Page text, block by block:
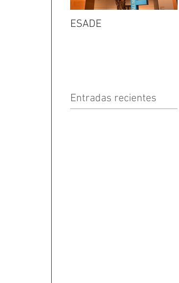
ESADE
Entradas recientes